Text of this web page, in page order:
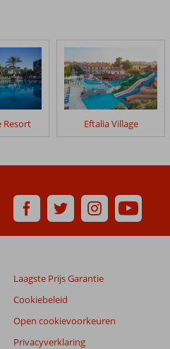
Resort Eftalia Village
Laagste Prijs Garantie
Cookiebeleid
Open cookievoorkeuren
Privacyverklaring